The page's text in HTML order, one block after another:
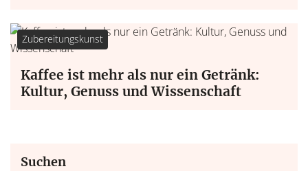
Zubereitungskunst
Kaffee ist mehr als nur ein Getränk:
Kultur, Genuss und Wissenschaft
Suchen